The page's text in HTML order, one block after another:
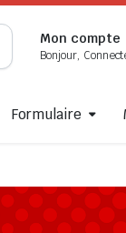
Mon compte
Bonjour,
Formulaire